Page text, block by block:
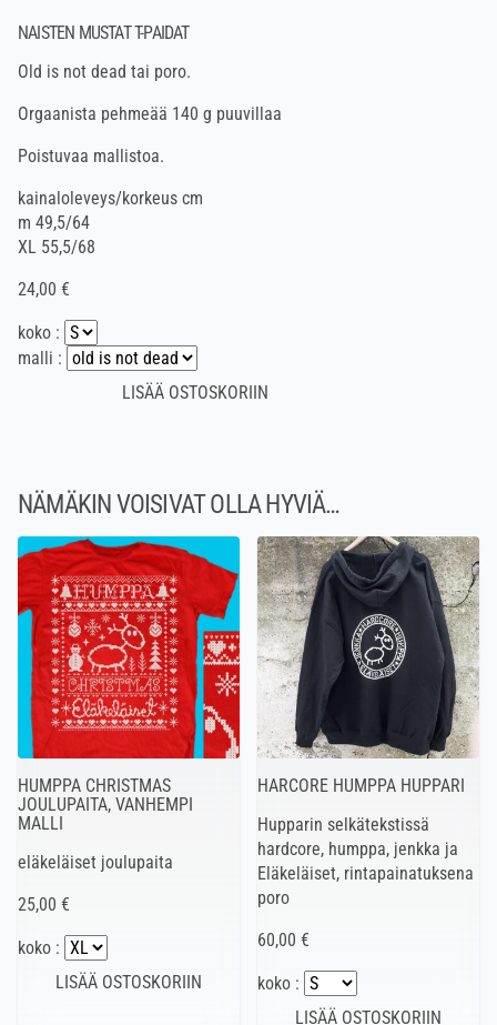
NAISTEN MUSTAT T-PAIDAT
Old is not dead tai poro.
Orgaanista pehmeää 140 g puuvillaa
Poistuvaa mallistoa.
kainaloleveys/korkeus cm
m 49,5/64
XL 55,5/68
24,00 €
koko :
malli :
NÄMÄKIN VOISIVAT OLLA HYVIÄ…
HUMPPA CHRISTMAS
JOULUPAITA, VANHEMPI
MALLI
eläkeläiset joulupaita
25,00 €
koko :
HARCORE HUMPPA HUPPARI
Hupparin selkätekstissä
hardcore, humppa, jenkka ja
Eläkeläiset, rintapainatuksena
poro
60,00 €
koko :